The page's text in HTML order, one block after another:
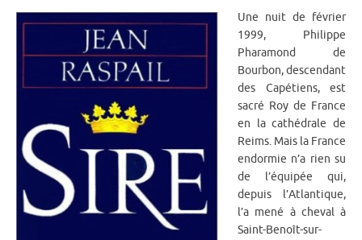
Une nuit de février
1999, Philippe
Pharamond de
Bourbon, descendant
des Capétiens, est
sacré Roy de France
en la cathédrale de
Reims. Mais la France
endormie n’a rien su
de l’équipée qui,
depuis l’Atlantique,
l’a mené à cheval à
Saint-Benoît-sur-